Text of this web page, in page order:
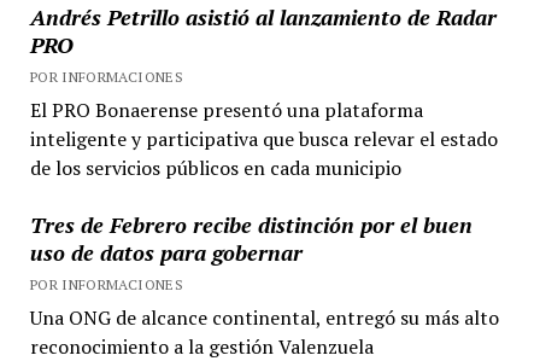
Andrés Petrillo asistió al lanzamiento de Radar
PRO
POR INFORMACIONES
El PRO Bonaerense presentó una plataforma
inteligente y participativa que busca relevar el estado
de los servicios públicos en cada municipio
Tres de Febrero recibe distinción por el buen
uso de datos para gobernar
POR INFORMACIONES
Una ONG de alcance continental, entregó su más alto
reconocimiento a la gestión Valenzuela